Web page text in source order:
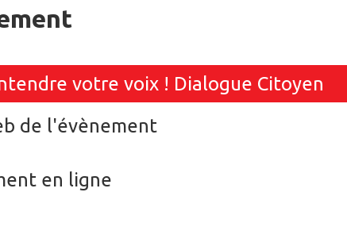
votre voix ! Dialogue Citoyen
de l'évènement
en ligne